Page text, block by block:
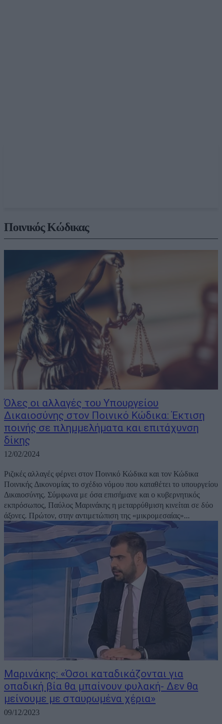
Ποινικός Κώδικας
Όλες οι αλλαγές του Υπουργείου
Δικαιοσύνης στον Ποινικό Κώδικα: Έκτιση
ποινής σε πλημμελήματα και επιτάχυνση
δίκης
12/02/2024
Ριζικές αλλαγές φέρνει στον Ποινικό Κώδικα και τον Κώδικα
Ποινικής Δικονομίας το σχέδιο νόμου που καταθέτει το υπουργείου
Δικαιοσύνης. Σύμφωνα με όσα επισήμανε και ο κυβερνητικός
εκπρόσωπος, Παύλος Μαρινάκης η μεταρρύθμιση κινείται σε δύο
άξονες. Πρώτον, στην αντιμετώπιση της «μικρομεσαίας»...
Μαρινάκης: «Όσοι καταδικάζονται για
οπαδική βία θα μπαίνουν φυλακή- Δεν θα
μείνουμε με σταυρωμένα χέρια»
09/12/2023